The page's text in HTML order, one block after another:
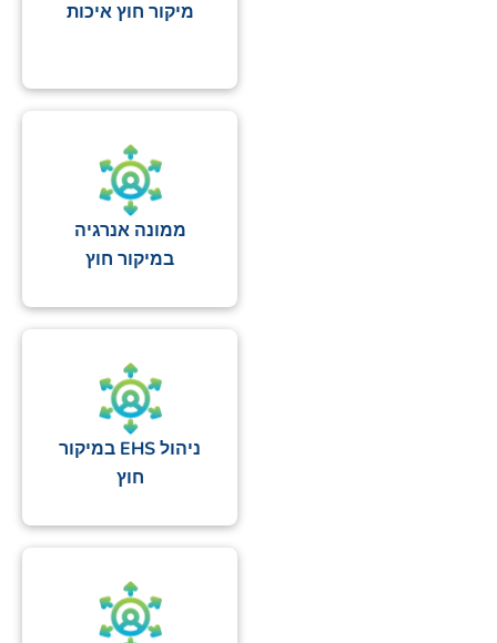
מיקור חוץ איכות
ממונה אנרגיה
במיקור חוץ
ניהול EHS במיקור
חוץ